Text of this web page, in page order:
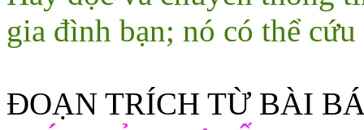
gia đình bạn; nó có thể
ĐOẠN TRÍCH TỪ BÀI